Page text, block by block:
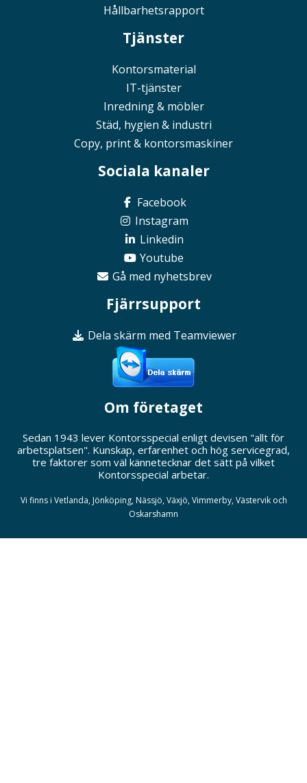
Hållbarhetsrapport
Tjänster
Kontorsmaterial
IT-tjänster
Inredning & möbler
Städ, hygien & industri
Copy, print & kontorsmaskiner
Sociala kanaler
Facebook
Instagram
Linkedin
Youtube
Gå med nyhetsbrev
Fjärrsupport
Dela skärm med Teamviewer
Om företaget
Sedan 1943 lever Kontorsspecial enligt devisen "allt för
arbetsplatsen". Kunskap, erfarenhet och hög servicegrad,
tre faktorer som väl kännetecknar det sätt på vilket
Kontorsspecial arbetar.
Vi finns i Vetlanda, Jönköping, Nässjö, Växjö, Vimmerby, Västervik och
Oskarshamn